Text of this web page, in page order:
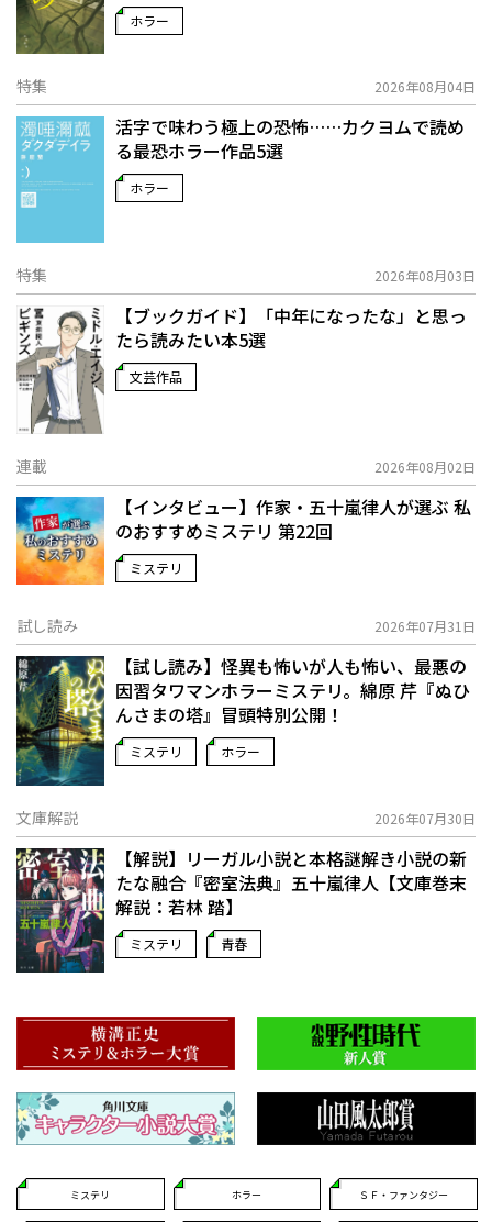
ホラー
特集 2026年08月04日
活字で味わう極上の恐怖……カクヨムで読め
る最恐ホラー作品5選
ホラー
特集 2026年08月03日
【ブックガイド】「中年になったな」と思っ
たら読みたい本5選
文芸作品
連載 2026年08月02日
【インタビュー】作家・五十嵐律人が選ぶ 私
のおすすめミステリ 第22回
ミステリ
試し読み 2026年07月31日
【試し読み】怪異も怖いが人も怖い、最悪の
因習タワマンホラーミステリ。綿原 芹『ぬひ
んさまの塔』冒頭特別公開！
ミステリ ホラー
文庫解説 2026年07月30日
【解説】リーガル小説と本格謎解き小説の新
たな融合――『密室法典』五十嵐律人【文庫巻末
解説：若林 踏】
ミステリ 青春
ミステリ ホラー ＳＦ・ファンタジー